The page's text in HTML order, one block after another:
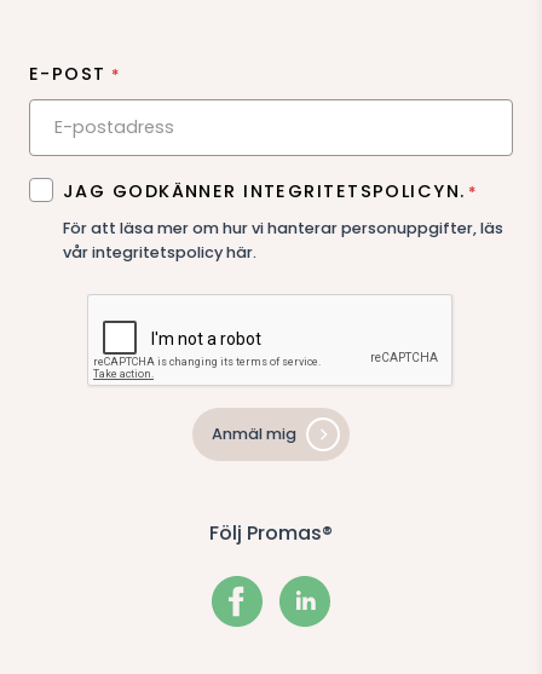
E-POST *
Anmäl mig
SAMTYCKE *
JAG GODKÄNNER INTEGRITETSPOLICYN. *
För att läsa mer om hur vi hanterar personuppgifter,läs
vår integritetspolicy här.
Följ Promas®
Facebook